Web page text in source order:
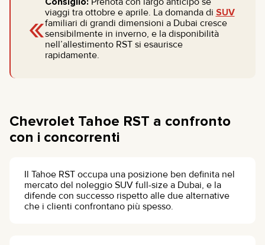
«viaggi tra ottobre e aprile. La domanda di SUV
familiari di grandi dimensioni a Dubai cresce
sensibilmente in inverno, e la disponibilità
nell’allestimento RST si esaurisce
rapidamente.
Chevrolet Tahoe RST a confronto
con i concorrenti
Il Tahoe RST occupa una posizione ben definita nel
mercato del noleggio SUV full-size a Dubai, e la
difende con successo rispetto alle due alternative
che i clienti confrontano più spesso.